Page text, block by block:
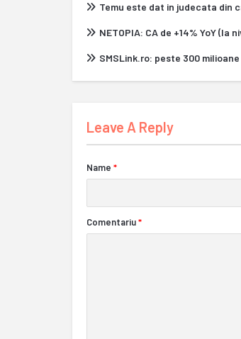
Temu este dat in judecata din
NETOPIA: CA de +14% YoY
SMSLink.ro: peste 300
Leave A Reply
Name *
Comentariu*